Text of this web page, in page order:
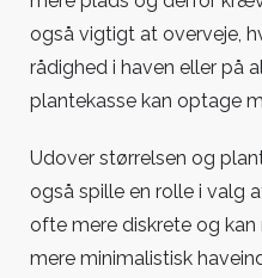
også vigtigt at overveje,
rådighed i haven eller på
plantekasse kan optage
Udover størrelsen og
også spille en rolle i valg
ofte mere diskrete og kan
mere minimalistisk